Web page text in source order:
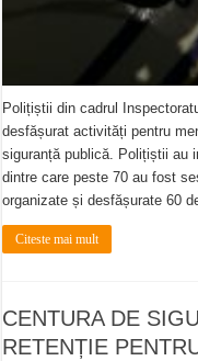
Polițiștii din cadrul
desfășurat activități pentru
siguranță publică. Polițiștii au
dintre care peste 70 au fost
organizate și desfășurate 60
Citeste mai mult
CENTURA DE
RETENȚIE